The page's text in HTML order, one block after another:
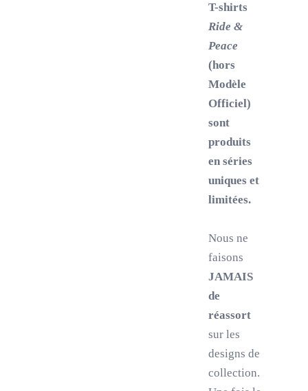
T-shirts
Ride &
Peace
(hors
Modèle
Officiel)
sont
produits
en séries
uniques et
limitées.
Nous ne
faisons
JAMAIS
de
réassort
sur les
designs de
collection.